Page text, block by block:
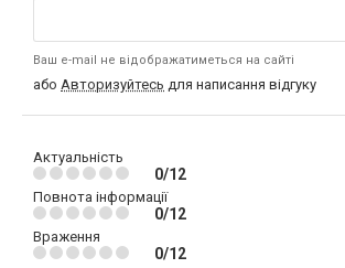
Ваш e-mail не відображатиметься на сайті
або Авторизуйтесь для написання відгуку
Актуальність
0/12
Повнота інформації
0/12
Враження
0/12